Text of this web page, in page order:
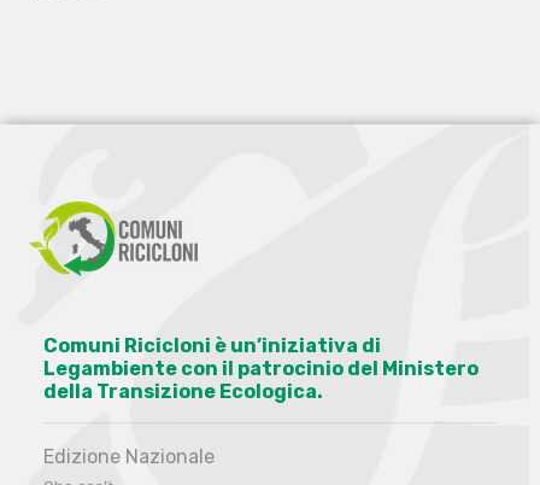
Comuni Ricicloni è un’iniziativa di
Legambiente con il patrocinio del Ministero
della Transizione Ecologica.
Edizione Nazionale